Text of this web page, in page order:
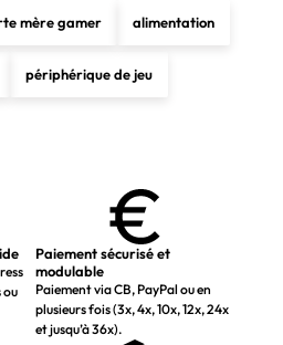
mère gamer alimentation
périphérique de jeu
ou
Paiement sécurisé et
modulable
Paiement via CB, PayPal ou en
plusieurs fois (3x, 4x, 10x, 12x, 24x
et jusqu’à 36x).